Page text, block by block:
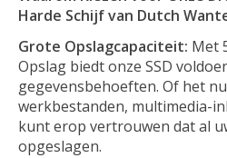
Harde Schijf van Dutch
Grote Opslagcapaciteit: Met
Opslag biedt onze SSD
gegevensbehoeften. Of het
werkbestanden, multimedia-
kunt erop vertrouwen dat al
opgeslagen.